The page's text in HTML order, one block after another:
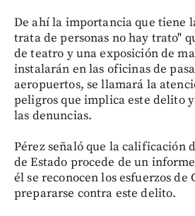
De ahí la importancia que tiene
trata de personas no hay trato"
de teatro y una exposición de
instalarán en las oficinas de
aeropuertos, se llamará la
peligros que implica este delito
las denuncias.
Pérez señaló que la calificación
de Estado procede de un
él se reconocen los esfuerzos de
prepararse contra este delito.